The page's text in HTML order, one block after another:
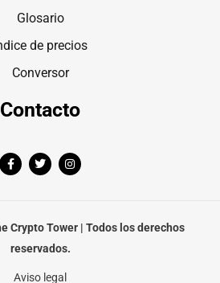
Glosario
de precios
Conversor
Contacto
F
a
c
o
k
-
T
w
i
r
I
n
s
r
a
Crypto Tower | Todos los derechos
reservados.
Aviso legal